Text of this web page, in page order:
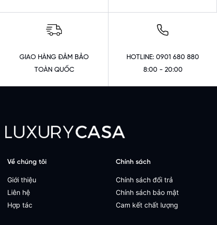
GIAO HÀNG ĐẢM BẢO
TOÀN QUỐC
HOTLINE: 0901 680 880
8:00 - 20:00
Về chúng tôi
Giới thiệu
Liên hệ
Hợp tác
Chính sách
Chính sách đổi trả
Chính sách bảo mật
Cam kết chất lượng